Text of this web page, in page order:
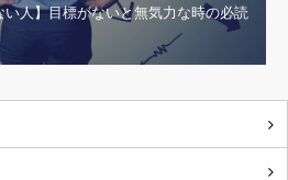
い人】目標がないと無気力な時の必読